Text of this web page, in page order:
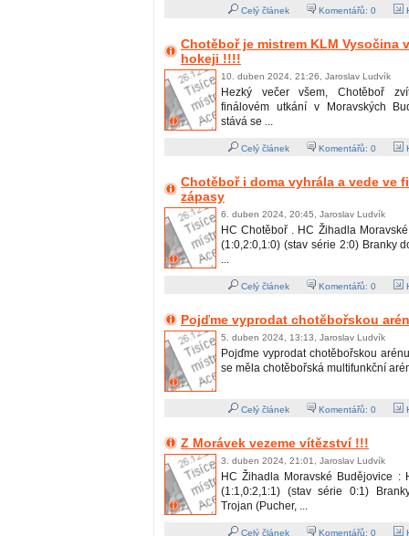
Celý článek Komentářů: 0
Chotěboř je mistrem KLM Vysočina
hokeji !!!!
10. duben 2024, 21:26, Jaroslav Ludvík
Hezký večer všem, Chotěboř
finálovém utkání v Moravských
stává se ...
Celý článek Komentářů: 0
Chotěboř i doma vyhrála a vede ve
zápasy
6. duben 2024, 20:45, Jaroslav Ludvík
HC Chotěboř . HC Žihadla
(1:0,2:0,1:0) (stav série 2:0) Branky
...
Celý článek Komentářů: 0
Pojďme vyprodat chotěbořskou
5. duben 2024, 13:13, Jaroslav Ludvík
Pojďme vyprodat chotěbořskou
se měla chotěbořská multifunkční
Celý článek Komentářů: 0
Z Morávek vezeme vítězství !!!
3. duben 2024, 21:01, Jaroslav Ludvík
HC Žihadla Moravské Budějovice :
(1:1,0:2,1:1) (stav série 0:1)
Trojan (Pucher, ...
Celý článek Komentářů: 0